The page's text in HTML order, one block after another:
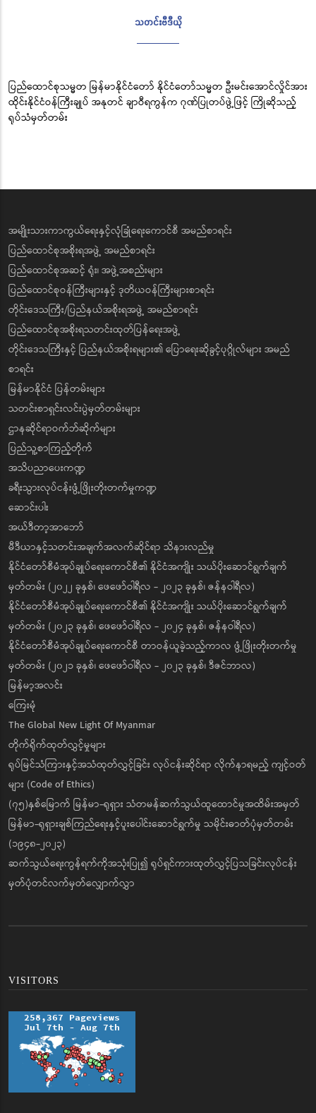
သတင်းဗီဒီယို
ပြည်ထောင်စုသမ္မတ မြန်မာနိုင်ငံတော် နိုင်ငံတော်သမ္မတ ဦးမင်းအောင်လှိုင်အား
ထိုင်းနိုင်ငံဝန်ကြီးချုပ် အနုတင် ချာဝီရကွန်က ဂုဏ်ပြုတပ်ဖွဲ့ဖြင့် ကြိုဆိုသည့်
ရုပ်သံမှတ်တမ်း
အမျိုးသားကာကွယ်ရေးနှင့်လုံခြုံရေးကောင်စီ အမည်စာရင်း
ပြည်ထောင်စုအစိုးရအဖွဲ့ အမည်စာရင်း
ပြည်ထောင်စုအဆင့် ရုံး၊ အဖွဲ့အစည်းများ
ပြည်ထောင်စုဝန်ကြီးများနှင့် ဒုတိယဝန်ကြီးများစာရင်း
တိုင်းဒေသကြီး/ပြည်နယ်အစိုးရအဖွဲ့ အမည်စာရင်း
ပြည်ထောင်စုအစိုးရသတင်းထုတ်ပြန်ရေးအဖွဲ့
တိုင်းဒေသကြီးနှင့် ပြည်နယ်အစိုးရများ၏ ပြောရေးဆိုခွင့်ပုဂ္ဂိုလ်များ အမည်
စာရင်း
မြန်မာနိုင်ငံ ပြန်တမ်းများ
သတင်းစာရှင်းလင်းပွဲမှတ်တမ်းများ
ဌာနဆိုင်ရာဝက်ဘ်ဆိုက်များ
ပြည်သူ့စာကြည့်တိုက်
အသိပညာပေးကဏ္ဍ
ခရီးသွားလုပ်ငန်းဖွံ့ဖြိုးတိုးတက်မှုကဏ္ဍ
ဆောင်းပါး
အယ်ဒီတာ့အာဘော်
မီဒီယာနှင့်သတင်းအချက်အလက်ဆိုင်ရာ သိနားလည်မှု
နိုင်ငံတော်စီမံအုပ်ချုပ်ရေးကောင်စီ၏ နိုင်ငံအကျိုး သယ်ပိုးဆောင်ရွက်ချက်
မှတ်တမ်း (၂၀၂၂ ခုနှစ်၊ ဖေဖော်ဝါရီလ - ၂၀၂၃ ခုနှစ်၊ ဇန်နဝါရီလ)
နိုင်ငံတော်စီမံအုပ်ချုပ်ရေးကောင်စီ၏ နိုင်ငံအကျိုး သယ်ပိုးဆောင်ရွက်ချက်
မှတ်တမ်း (၂၀၂၃ ခုနှစ်၊ ဖေဖော်ဝါရီလ - ၂၀၂၄ ခုနှစ်၊ ဇန်နဝါရီလ)
နိုင်ငံတော်စီမံအုပ်ချုပ်ရေးကောင်စီ တာဝန်ယူခဲ့သည့်ကာလ ဖွံ့ဖြိုးတိုးတက်မှု
မှတ်တမ်း (၂၀၂၁ ခုနှစ်၊ ဖေဖော်ဝါရီလ - ၂၀၂၃ ခုနှစ်၊ ဒီဇင်ဘာလ)
မြန်မာ့အလင်း
ကြေးမုံ
The Global New Light Of Myanmar
တိုက်ရိုက်ထုတ်လွှင့်မှုများ
ရုပ်မြင်သံကြားနှင့်အသံထုတ်လွှင့်ခြင်း လုပ်ငန်းဆိုင်ရာ လိုက်နာရမည့် ကျင့်ဝတ်
များ (Code of Ethics)
(၇၅)နှစ်မြောက် မြန်မာ-ရုရှား သံတမန်ဆက်သွယ်ထူထောင်မှုအထိမ်းအမှတ်
မြန်မာ-ရုရှားချစ်ကြည်ရေးနှင့်ပူးပေါင်းဆောင်ရွက်မှု သမိုင်းဓာတ်ပုံမှတ်တမ်း
(၁၉၄၈-၂၀၂၃)
ဆက်သွယ်ရေးကွန်ရက်ကိုအသုံးပြု၍ ရုပ်ရှင်ကားထုတ်လွှင့်ပြသခြင်းလုပ်ငန်း
မှတ်ပုံတင်လက်မှတ်လျှောက်လွှာ
VISITORS